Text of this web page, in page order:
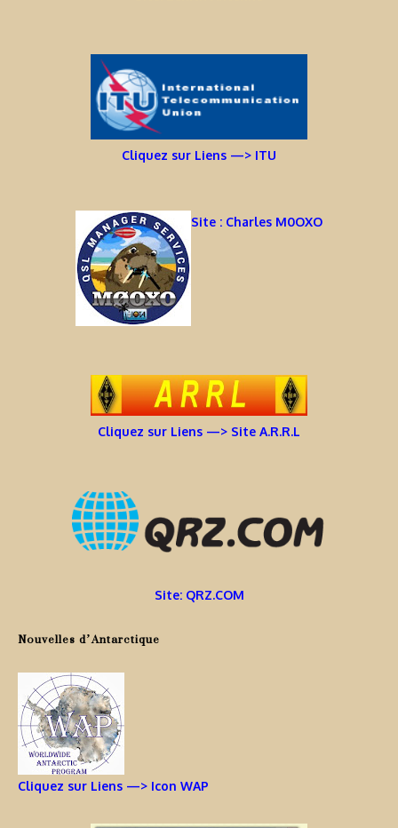
Cliquez sur Liens —> ITU
Site : Charles M0OXO
Cliquez sur Liens —> Site A.R.R.L
Site: QRZ.COM
Nouvelles d’Antarctique
Cliquez sur Liens —> Icon WAP